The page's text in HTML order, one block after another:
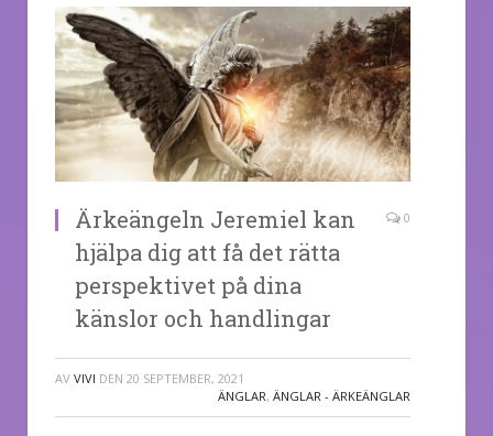
Ärkeängeln Jeremiel kan
hjälpa dig att få det rätta
perspektivet på dina
känslor och handlingar
0
AV VIVI DEN 20 SEPTEMBER, 2021
ÄNGLAR, ÄNGLAR - ÄRKEÄNGLAR